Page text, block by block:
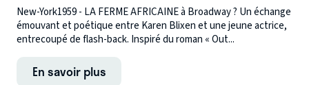
New-York1959 - LA FERME AFRICAINE à Broadway ? Un échange
émouvant et poétique entre Karen Blixen et une jeune actrice,
entrecoupé de flash-back. Inspiré du roman « Out...
En savoir plus